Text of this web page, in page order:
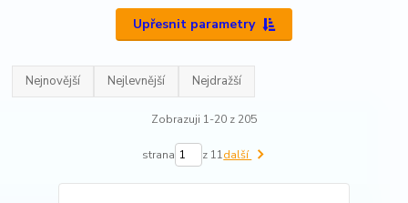
Upřesnit parametry
Nejnovější Nejlevnější Nejdražší
Zobrazuji 1-20 z 205
strana z 11další